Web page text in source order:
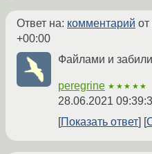
Ответ на: комментарий от
+00:00
Файлами и
peregrine ★★★★★
28.06.2021
Показать ответ